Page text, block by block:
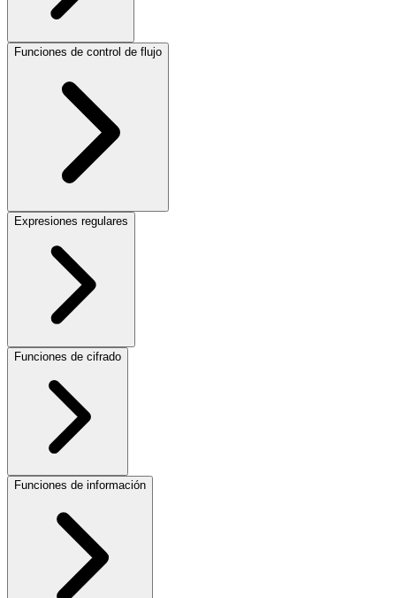
Funciones de control de flujo
Expresiones regulares
Funciones de cifrado
Funciones de información